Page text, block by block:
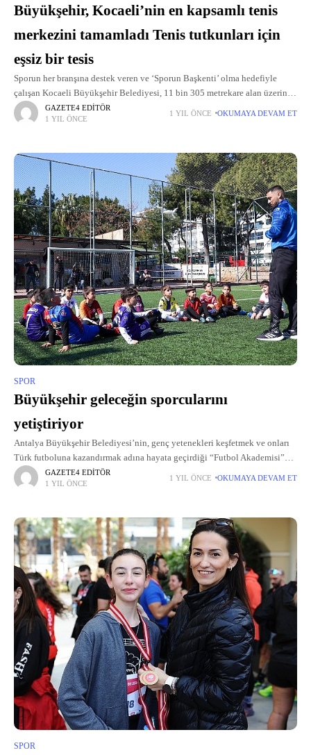
Büyükşehir, Kocaeli’nin en kapsamlı tenis
merkezini tamamladı Tenis tutkunları için
eşsiz bir tesis
Sporun her branşına destek veren ve ‘Sporun Başkenti’ olma hedefiyle
çalışan Kocaeli Büyükşehir Belediyesi, 11 bin 305 metrekare alan üzerinde
14 tenis kortunun yer aldığı İzmit Tenis Merkezi’nin inşasını tamamladı.
GAZETE4 EDITÖR
1 YIL ÖNCE
1 YIL ÖNCE OKUMAYA DEVAM ET
SPOR
Büyükşehir geleceğin sporcularını
yetiştiriyor
Antalya Büyükşehir Belediyesi’nin, genç yetenekleri keşfetmek ve onları
Türk futboluna kazandırmak adına hayata geçirdiği “Futbol Akademisi”
tüm hızıyla sürüyor.
GAZETE4 EDITÖR
1 YIL ÖNCE
1 YIL ÖNCE OKUMAYA DEVAM ET
SPOR